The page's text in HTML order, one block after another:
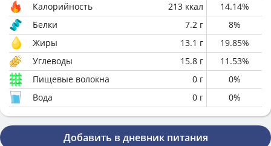
Калорийность 213 ккал 14.14%
Белки
7.2 г 8%
Жиры
13.1 г 19.85%
Углеводы
15.8 г 11.53%
Пищевые волокна
0 г 0%
Вода
0 г 0%
Добавить в дневник питания